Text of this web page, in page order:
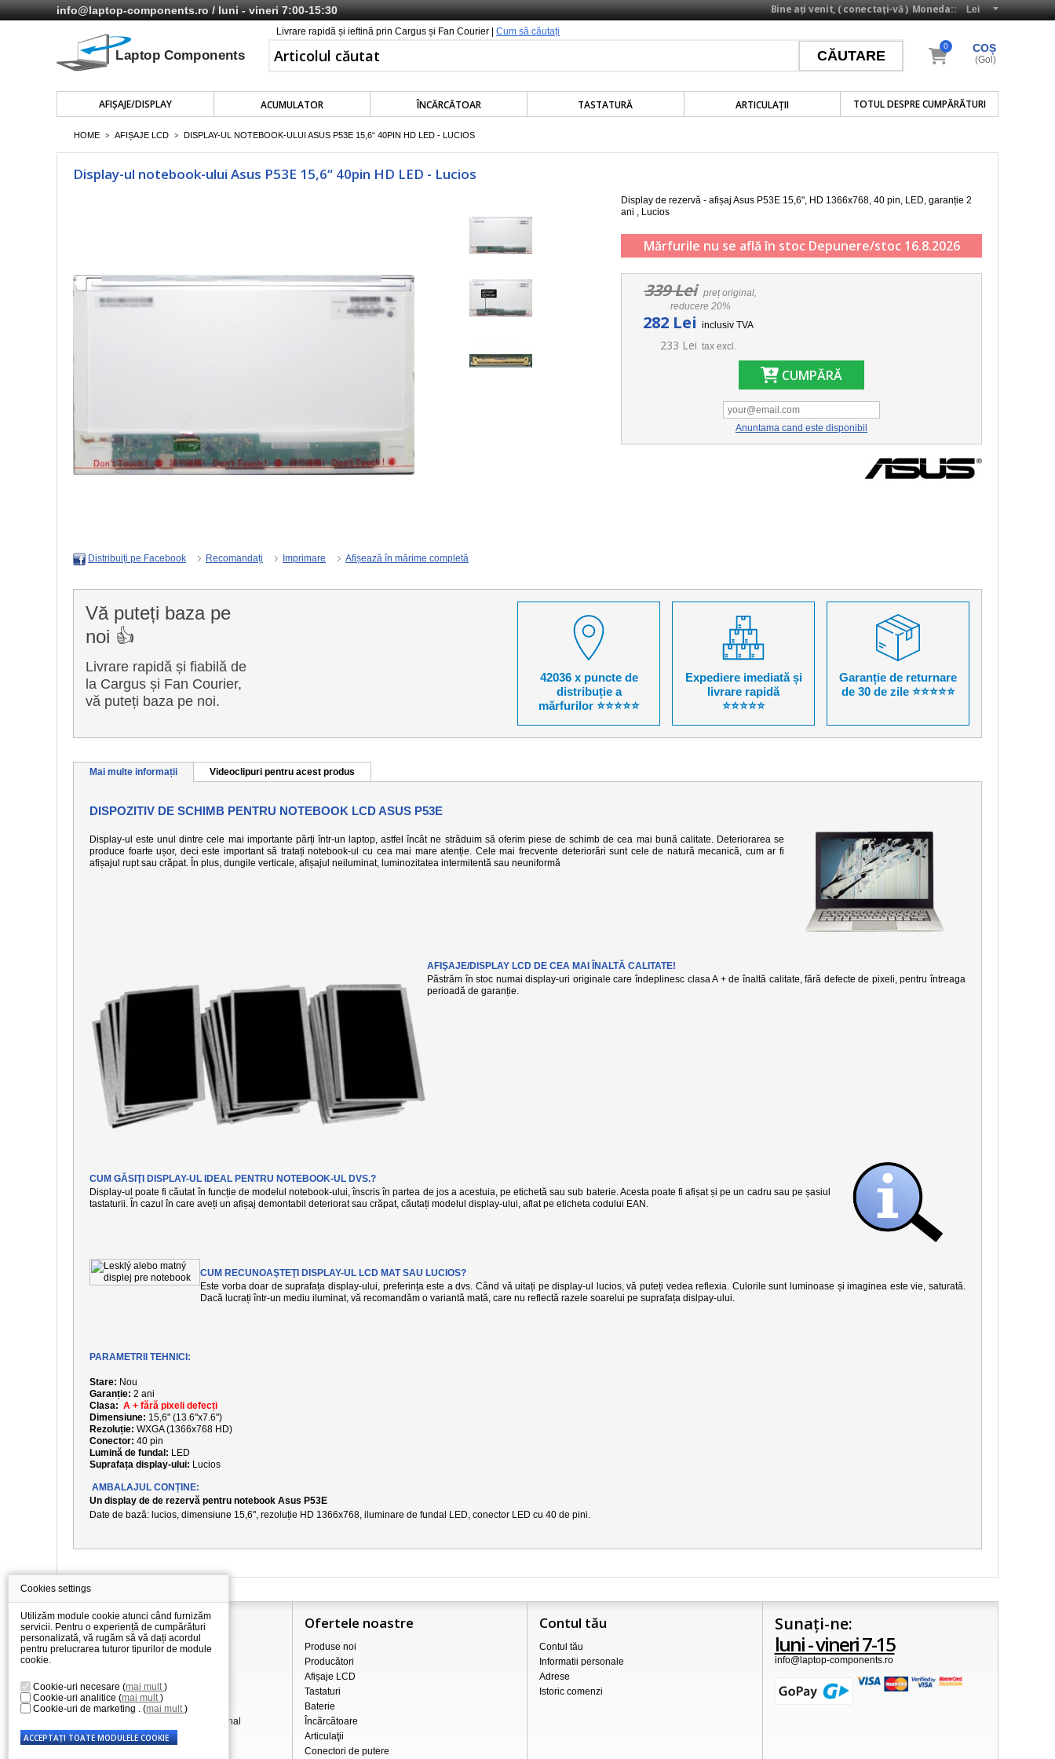
info@laptop-components.ro/ luni - vineri 7:00-15:30 Moneda::
Bine ați venit, (conectați-vă)
Livrare rapidă și ieftină prin Cargus și Fan Courier | Cum să căutați
AFIŞAJE/DISPLAY ACUMULATOR ÎNCĂRCĂTOAR TASTATURĂ ARTICULAŢII TOTUL DESPRE CUMPĂRĂTURI
COȘ
0
(Gol)
HOME > AFIȘAJE LCD > DISPLAY-UL NOTEBOOK-ULUI ASUS P53E 15,6“ 40PIN HD LED - LUCIOS
Display-ul notebook-ului Asus P53E 15,6“ 40pin HD LED - Lucios
Display de rezervă - afișaj Asus P53E 15,6", HD 1366x768, 40 pin, LED, garanție 2
ani , Lucios
Mărfurile nu se află în stoc Depunere/stoc 16.8.2026
339 Lei
preț original,
reducere 20%
282 Lei inclusiv TVA
233 Lei tax excl.
CUMPĂRĂ
Anuntama cand este disponibil
Distribuiți pe Facebook Recomandați Imprimare Afișează în mărime completă
Vă puteți baza pe
noi 👍
Livrare rapidă și fiabilă de
la Cargus și Fan Courier,
vă puteți baza pe noi.
42036 x puncte de
distribuție a
mărfurilor ⭐⭐⭐⭐⭐
Expediere imediată și
livrare rapidă
⭐⭐⭐⭐⭐
Garanție de returnare
de 30 de zile ⭐⭐⭐⭐⭐
Mai multe informații Videoclipuri pentru acest produs
DISPOZITIV DE SCHIMB PENTRU NOTEBOOK LCD ASUS P53E
Display-ul este unul dintre cele mai importante părți într-un laptop, astfel încât ne străduim să oferim piese de schimb de cea mai bună calitate. Deteriorarea se
produce foarte ușor, deci este important să tratați notebook-ul cu cea mai mare atenție. Cele mai frecvente deteriorări sunt cele de natură mecanică, cum ar fi
afișajul rupt sau crăpat. În plus, dungile verticale, afișajul neiluminat, luminozitatea intermitentă sau neuniformă
AFIŞAJE/DISPLAY LCD DE CEA MAI ÎNALTĂ CALITATE!
Păstrăm în stoc numai display-uri originale care îndeplinesc clasa A + de înaltă calitate, fără defecte de pixeli, pentru întreaga
perioadă de garanție.
CUM GĂSIŢI DISPLAY-UL IDEAL PENTRU NOTEBOOK-UL DVS.?
Display-ul poate fi căutat în funcție de modelul notebook-ului, înscris în partea de jos a acestuia, pe etichetă sau sub baterie. Acesta poate fi afișat și pe un cadru sau pe șasiul
tastaturii. În cazul în care aveți un afișaj demontabil deteriorat sau crăpat, căutați modelul display-ului, aflat pe eticheta codului EAN.
CUM RECUNOAŞTEŢI DISPLAY-UL LCD MAT SAU LUCIOS?
Este vorba doar de suprafața display-ului, preferința este a dvs. Când vă uitați pe display-ul lucios, vă puteți vedea reflexia. Culorile sunt luminoase și imaginea este vie, saturată.
Dacă lucrați într-un mediu iluminat, vă recomandăm o variantă mată, care nu reflectă razele soarelui pe suprafața dislpay-ului.
PARAMETRII TEHNICI:
Stare: Nou
Garanție: 2 ani
Clasa: A + fără pixeli defecți
Dimensiune: 15,6" (13.6"x7.6")
Rezoluție: WXGA (1366x768 HD)
Conector: 40 pin
Lumină de fundal: LED
Suprafața display-ului: Lucios
AMBALAJUL CONȚINE:
Un display de de rezervă pentru notebook Asus P53E
Date de bază: lucios, dimensiune 15,6", rezoluție HD 1366x768, iluminare de fundal LED, conector LED cu 40 de pini.
Informaţii
Totul despre cumpărături
Procedura de reclamație
Condiții de afaceri
Prelucrarea datelor cu caracter personal
Despre noi
Ofertele noastre
Produse noi
Producători
Afișaje LCD
Tastaturi
Baterie
Încãrcãtoare
Articulaţii
Conectori de putere
Contul tău
Contul tău
Informatii personale
Adrese
Istoric comenzi
Sunați-ne:
luni - vineri 7-15
info@laptop-components.ro
Cookies settings
Utilizăm module cookie atunci când furnizăm
servicii. Pentru o experiență de cumpărături
personalizată, vă rugăm să vă dați acordul
pentru prelucrarea tuturor tipurilor de module
cookie.
Cookie-uri necesare (mai mult)
Cookie-uri analitice (mai mult)
Cookie-uri de marketing . (mai mult)